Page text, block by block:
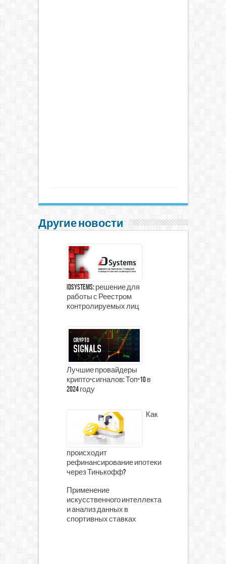
Другие новости
iDSystems: решение для
работы с Реестром
контролируемых лиц
Лучшие провайдеры
крипто-сигналов: Топ-10 в
2024 году
Как
происходит
рефинансирование ипотеки
через Тинькофф?
Применение
искусственного интеллекта
и анализ данных в
спортивных ставках